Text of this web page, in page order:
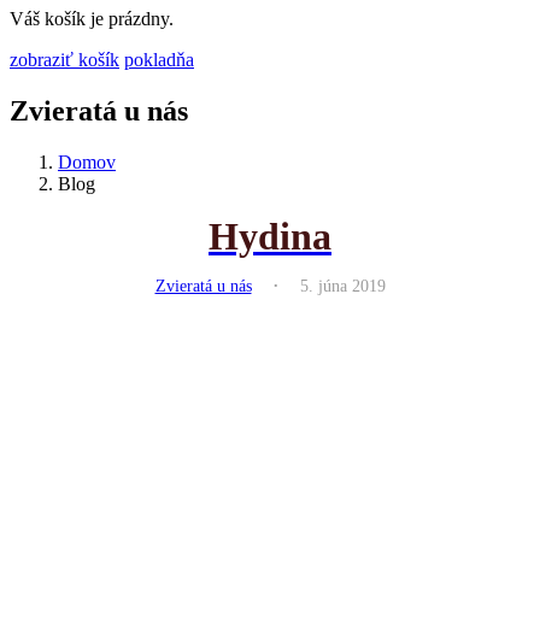
Váš košík je prázdny.
zobraziť košík pokladňa
Zvieratá u nás
Domov
Blog
Hydina
Zvieratá u nás . 5. júna 2019